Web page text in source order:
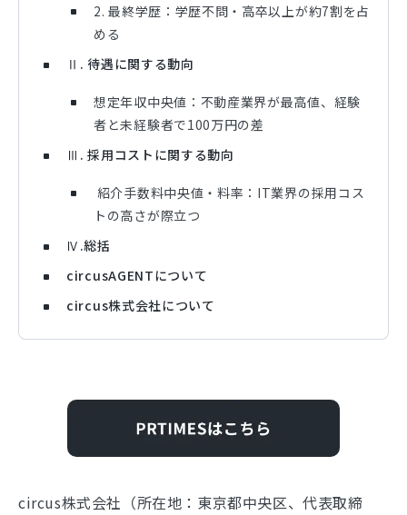
2. 最終学歴：学歴不問・高卒以上が約7割を占
める
Ⅱ. 待遇に関する動向
想定年収中央値：不動産業界が最高値、経験
者と未経験者で100万円の差
Ⅲ. 採用コストに関する動向
紹介手数料中央値・料率：IT業界の採用コス
トの高さが際立つ
Ⅳ.総括
circusAGENTについて
circus株式会社について
circus株式会社（所在地：東京都中央区、代表取締